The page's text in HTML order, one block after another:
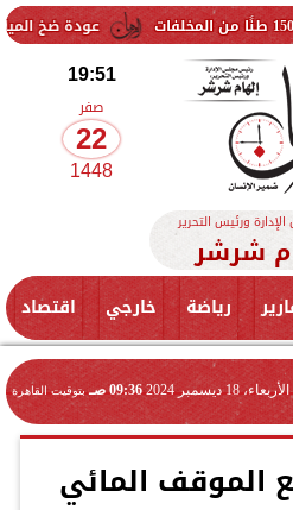
عودة ضخ المياه تدريجيًا
19:51
صفر
22
1448
ورئيس التحرير
شرشر
رياضة خارجي اقتصاد
الأربعاء، 18 ديسمبر 2024 09:36 صـ بتوقيت القاهرة
الموقف المائي